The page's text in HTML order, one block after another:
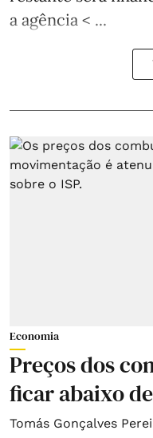
a agência < ...
Economia
Preços dos
ficar abaixo
Tomás Gonçalves